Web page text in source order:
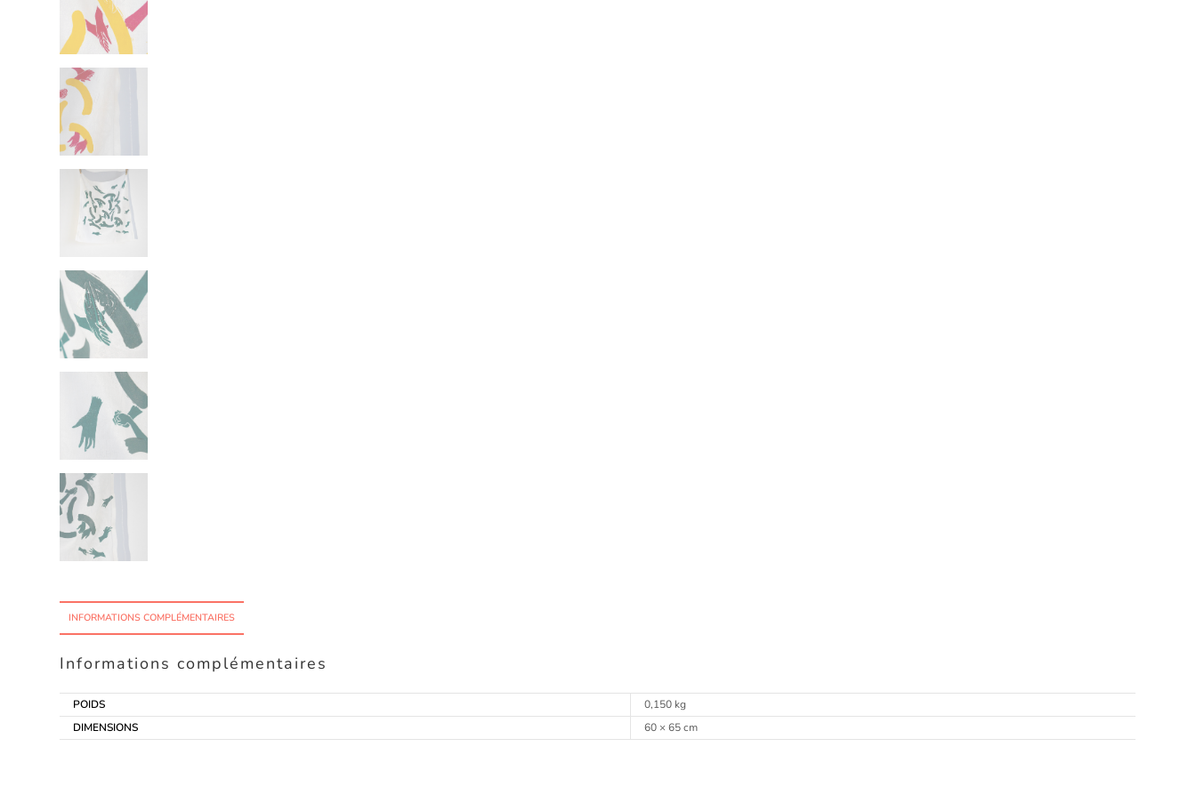
INFORMATIONS COMPLÉMENTAIRES
Informations complémentaires
POIDS
0,150 kg
DIMENSIONS
60 × 65 cm